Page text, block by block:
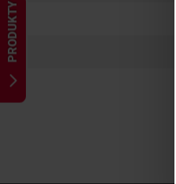
PRODUKTY